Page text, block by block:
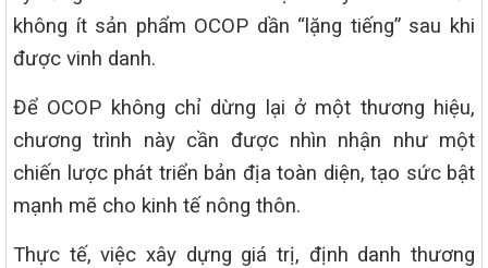
không ít sản phẩm OCOP dần “lặng tiếng” sau khi
được vinh danh.
Để OCOP không chỉ dừng lại ở một thương hiệu,
chương trình này cần được nhìn nhận như một
chiến lược phát triển bản địa toàn diện, tạo sức bật
mạnh mẽ cho kinh tế nông thôn.
Thực tế, việc xây dựng giá trị, định danh thương